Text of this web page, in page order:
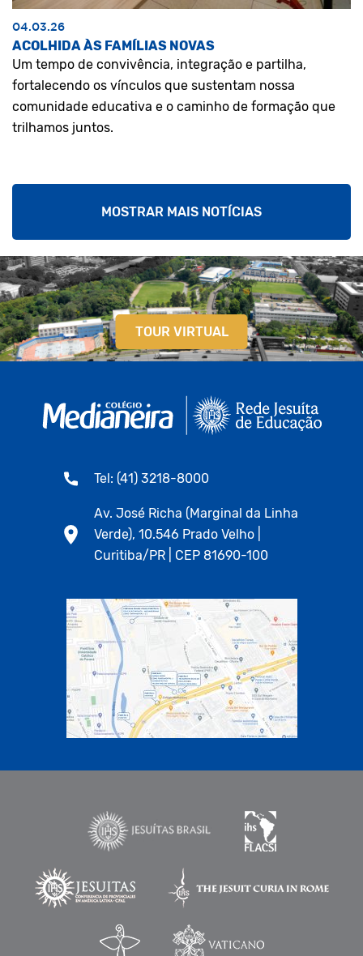
04.03.26
ACOLHIDA ÀS FAMÍLIAS NOVAS
Um tempo de convivência, integração e partilha,
fortalecendo os vínculos que sustentam nossa
comunidade educativa e o caminho de formação que
trilhamos juntos.
MOSTRAR MAIS NOTÍCIAS
TOUR VIRTUAL
Tel: (41) 3218-8000
Av. José Richa (Marginal da Linha
Verde), 10.546 Prado Velho |
Curitiba/PR | CEP 81690-100